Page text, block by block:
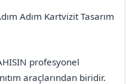
Adım Kartvizit Tasarım
profesyonel
araçlarından biridir.